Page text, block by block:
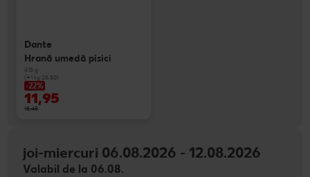
Dante
Hrană umedă pisici
415 g
(=1 kg 28.80)
-22%
11,95
15,45
joi-miercuri 06.08.2026 - 12.08.2026
Valabil de la 06.08.